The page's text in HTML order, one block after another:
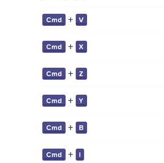
Cmd + V
Cmd + X
Cmd + Z
Cmd + Y
Cmd + B
Cmd + I